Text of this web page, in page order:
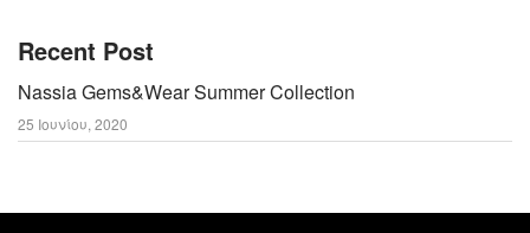
Recent Post
Nassia Gems&Wear Summer Collection
25 Ιουνίου, 2020